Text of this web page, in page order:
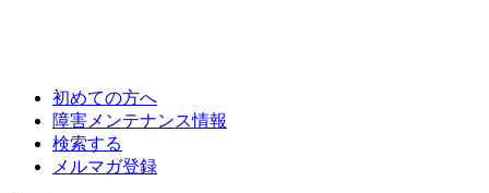
初めての方へ
障害メンテナンス情報
検索する
メルマガ登録